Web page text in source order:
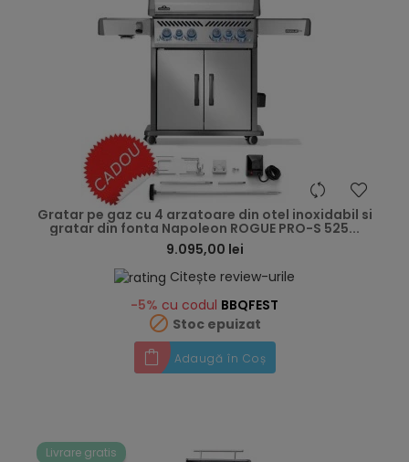
Gratar pe gaz cu 4 arzatoare din otel inoxidabil si
gratar din fonta Napoleon ROGUE PRO-S 525...
9.095,00 lei
Citește review-urile
-5% cu codul BBQFEST
 Stoc epuizat
Adaugă în Coș
Livrare gratis